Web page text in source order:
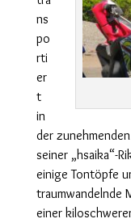
ns
po
rti
er
t
in
der
seiner „hsaika“-
einige Tontöpfe
traumwandelnde
einer